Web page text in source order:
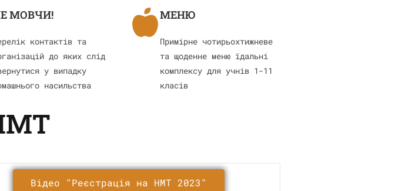
МОВЧИ!
контактів та
до яких слід
у випадку
насильства
МЕНЮ
Примірне чотирьохтижневе
та щоденне меню їдальні
комплексу для учнів 1-11
класів
Відео "Реєстрація на НМТ 2023"